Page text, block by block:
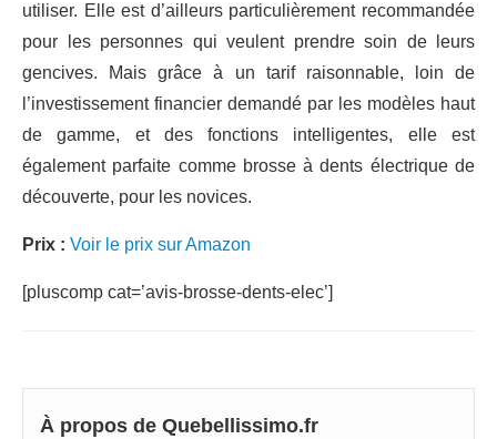
utiliser. Elle est d’ailleurs particulièrement recommandée
pour les personnes qui veulent prendre soin de leurs
gencives. Mais grâce à un tarif raisonnable, loin de
l’investissement financier demandé par les modèles haut
de gamme, et des fonctions intelligentes, elle est
également parfaite comme brosse à dents électrique de
découverte, pour les novices.
Prix : Voir le prix sur Amazon
[pluscomp cat=’avis-brosse-dents-elec’]
À propos de Quebellissimo.fr